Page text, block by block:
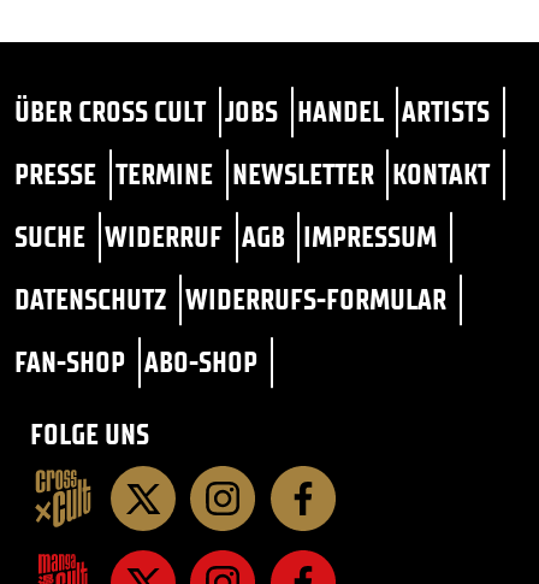
ÜBER CROSS CULT JOBS HANDEL ARTISTS
PRESSE TERMINE NEWSLETTER KONTAKT
SUCHE WIDERRUF AGB IMPRESSUM
DATENSCHUTZ WIDERRUFS-FORMULAR
FAN-SHOP ABO-SHOP
FOLGE UNS